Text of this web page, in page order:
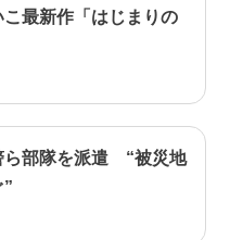
最新作「はじまりの
ら部隊を派遣 “被災地